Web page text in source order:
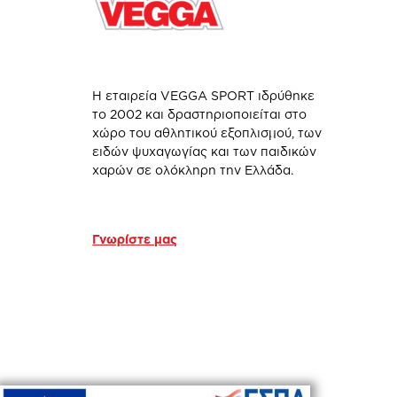
Η εταιρεία VEGGA SPORT ιδρύθηκε
το 2002 και δραστηριοποιείται στο
χώρο του αθλητικού εξοπλισμού, των
ειδών ψυχαγωγίας και των παιδικών
χαρών σε ολόκληρη την Ελλάδα.
Γνωρίστε μας